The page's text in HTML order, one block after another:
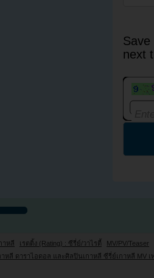
next
าหลี เรตติ้ง (Rating) : ซีรี่ย์/วาไรตี้
MV/PV/Teaser
าหลี ดาราไอดอล และศิลปินเกาหลี ซีรี่ย์เกาหลี MV